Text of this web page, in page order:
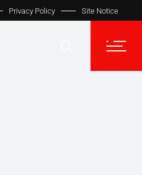
Privacy Policy Site Notice